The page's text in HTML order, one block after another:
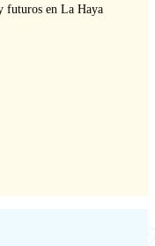
futuros en La Haya